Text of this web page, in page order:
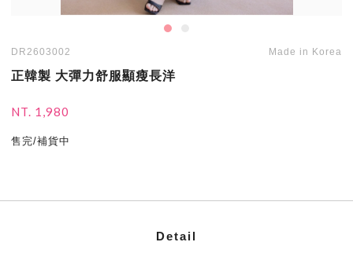
DR2603002 Made in Korea
正韓製 大彈力舒服顯瘦長洋
NT. 1,980
售完/補貨中
Detail